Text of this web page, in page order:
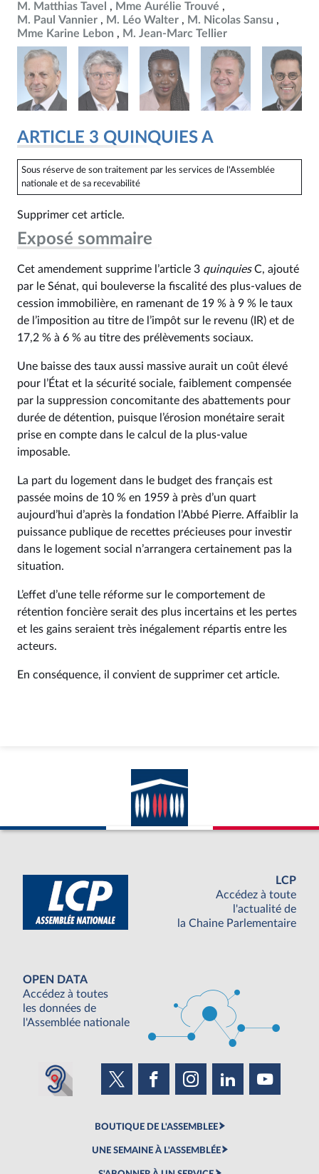
M. Matthias Tavel
Mme Aurélie Trouvé
M. Paul Vannier
M. Léo Walter
M. Nicolas Sansu
Mme Karine Lebon
M. Jean-Marc Tellier
ARTICLE 3 QUINQUIES A
Sous réserve de son traitement par les services de l'Assemblée
nationale et de sa recevabilité
Supprimer cet article.
Exposé sommaire
Cet amendement supprime l’article 3 quinquiesC, ajouté
par le Sénat, qui bouleverse la fiscalité des plus-values de
cession immobilière, en ramenant de 19 % à 9 % le taux
de l’imposition au titre de l’impôt sur le revenu (IR) et de
17,2 % à 6 % au titre des prélèvements sociaux.
Une baisse des taux aussi massive aurait un coût élevé
pour l’État et la sécurité sociale, faiblement compensée
par la suppression concomitante des abattements pour
durée de détention, puisque l’érosion monétaire serait
prise en compte dans le calcul de la plus-value
imposable.
La part du logement dans le budget des français est
passée moins de 10 % en 1959 à près d’un quart
aujourd’hui d’après la fondation l’Abbé Pierre. Affaiblir la
puissance publique de recettes précieuses pour investir
dans le logement social n’arrangera certainement pas la
situation.
L’effet d’une telle réforme sur le comportement de
rétention foncière serait des plus incertains et les pertes
et les gains seraient très inégalement répartis entre les
acteurs.
En conséquence, il convient de supprimer cet article.
LCP
Accédez à toute
l'actualité de
la Chaine Parlementaire
OPEN DATA
Accédez à toutes
les données de
l'Assemblée nationale
BOUTIQUE DE L'ASSEMBLEE
UNE SEMAINE À L'ASSEMBLÉE